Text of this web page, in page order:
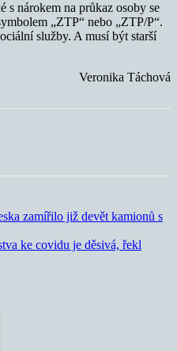
s nárokem na průkaz osoby se
„ZTP“ nebo „ZTP/P“.
služby. A musí být starší
Veronika Táchová
zamířilo již devět kamionů s
ke covidu je děsivá, řekl